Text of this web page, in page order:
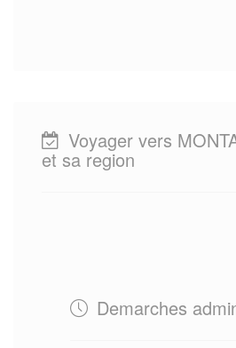
Voyager vers
et sa region
Demarches